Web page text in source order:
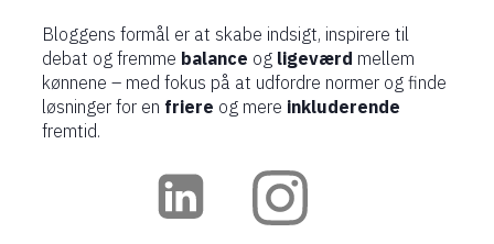
Bloggens formål er at skabe indsigt, inspirere til
debat og fremme balance og ligeværd mellem
kønnene – med fokus på at udfordre normer og finde
løsninger for en friere og mere inkluderende
fremtid.